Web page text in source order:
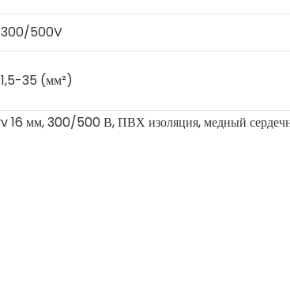
300/500V
1,5-35 (мм²)